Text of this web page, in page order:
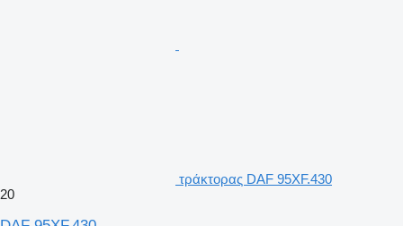
τράκτορας DAF 95XF.430
20